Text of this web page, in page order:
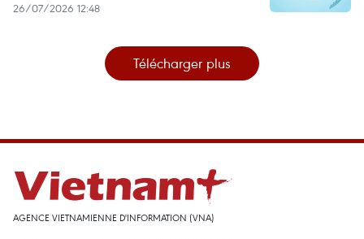
26/07/2026 12:48
Télécharger plus
AGENCE VIETNAMIENNE D'INFORMATION (VNA)